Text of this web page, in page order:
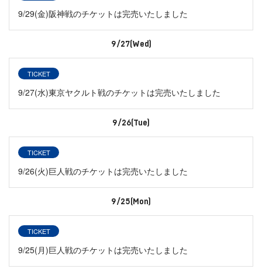
9/29(金)阪神戦のチケットは完売いたしました
9/27(Wed)
TICKET
9/27(水)東京ヤクルト戦のチケットは完売いたしました
9/26(Tue)
TICKET
9/26(火)巨人戦のチケットは完売いたしました
9/25(Mon)
TICKET
9/25(月)巨人戦のチケットは完売いたしました